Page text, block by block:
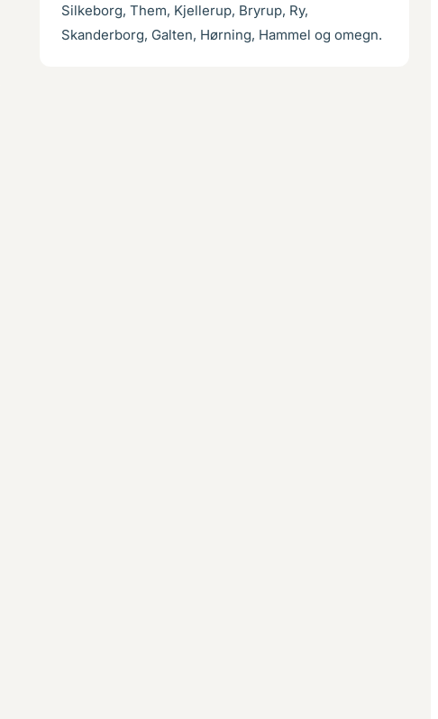
Silkeborg, Them, Kjellerup, Bryrup, Ry,
Skanderborg, Galten, Hørning, Hammel og omegn.